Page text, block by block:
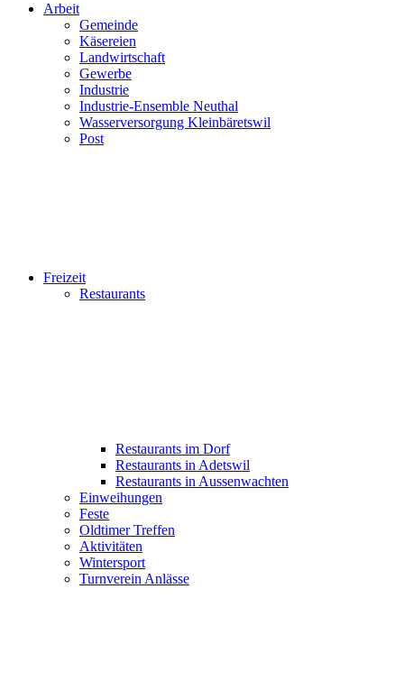
Arbeit
Gemeinde
Käsereien
Landwirtschaft
Gewerbe
Industrie
Industrie-Ensemble Neuthal
Wasserversorgung Kleinbäretswil
Post
Freizeit
Restaurants
Restaurants im Dorf
Restaurants in Adetswil
Restaurants in Aussenwachten
Einweihungen
Feste
Oldtimer Treffen
Aktivitäten
Wintersport
Turnverein Anlässe